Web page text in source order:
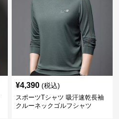
¥4,390 (税込)
スポーツTシャツ 吸汗速乾長袖
クルーネックゴルフシャツ